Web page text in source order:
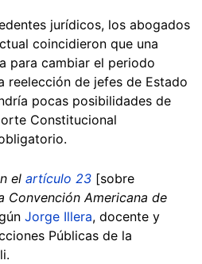
jurídicos, los abogados
coincidieron que una
para cambiar el periodo
reelección de jefes de Estado
pocas posibilidades de
Constitucional
el artículo 23 [sobre
Convención Americana de
Jorge Illera, docente y
Públicas de la